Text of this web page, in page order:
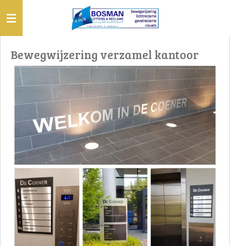
direct
naar
hoofdinhoud
Bewegwijzering verzamel kantoor